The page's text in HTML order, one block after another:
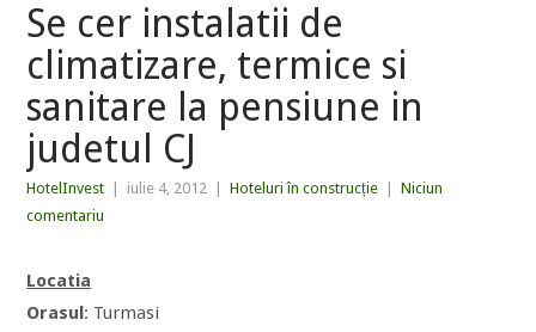
Se cer instalatii de
climatizare, termice si
sanitare la pensiune in
judetul CJ
HotelInvest iulie 4, 2012 Hoteluri în construcție
Niciun
comentariu
Locatia
Orasul: Turmasi